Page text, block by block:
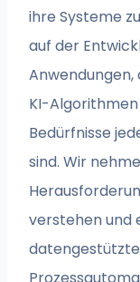
ihre Systeme
auf der
KI-Algorithmen
Bedürfnisse
sind. Wir
verstehen und